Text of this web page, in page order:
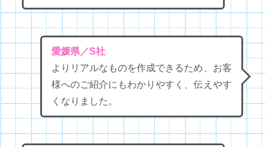
愛媛県／S社
よりリアルなものを作成できるため、お客
様へのご紹介にもわかりやすく、伝えやす
くなりました。